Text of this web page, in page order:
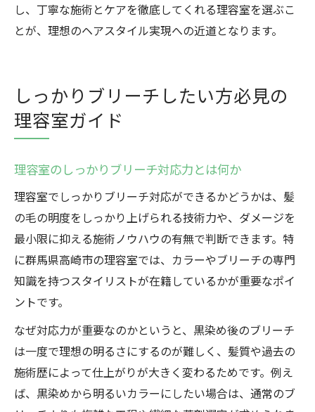
し、丁寧な施術とケアを徹底してくれる理容室を選ぶこ
とが、理想のヘアスタイル実現への近道となります。
しっかりブリーチしたい方必見の
理容室ガイド
理容室のしっかりブリーチ対応力とは何か
理容室でしっかりブリーチ対応ができるかどうかは、髪
の毛の明度をしっかり上げられる技術力や、ダメージを
最小限に抑える施術ノウハウの有無で判断できます。特
に群馬県高崎市の理容室では、カラーやブリーチの専門
知識を持つスタイリストが在籍しているかが重要なポイ
ントです。
なぜ対応力が重要なのかというと、黒染め後のブリーチ
は一度で理想の明るさにするのが難しく、髪質や過去の
施術歴によって仕上がりが大きく変わるためです。例え
ば、黒染めから明るいカラーにしたい場合は、通常のブ